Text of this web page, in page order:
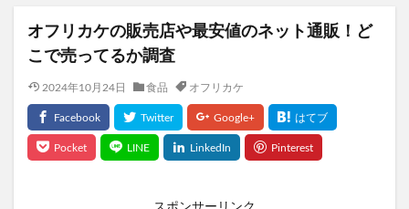
オフリカケの販売店や最安値のネット通販！ど
こで売ってるか調査
2024年10月24日 食品 オフリカケ